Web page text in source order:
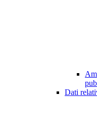
Dati